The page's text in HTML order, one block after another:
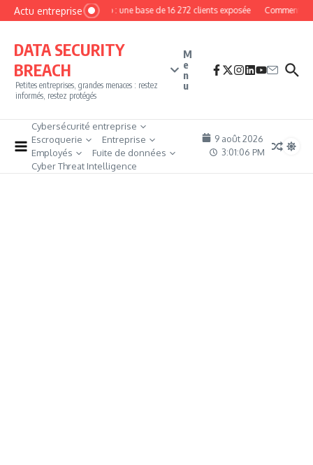
Aller au contenu
Actu entrepriseMyPhoto : une base de 16 272 clients exposée Comment
DATA SECURITY
BREACH
Petites entreprises, grandes menaces : restez
informés, restez protégés
M
e
n
u
Cybersécurité entreprise
Escroquerie
Entreprise
Employés
Fuite de données
Cyber Threat Intelligence
9 août 2026
3:01:07 PM